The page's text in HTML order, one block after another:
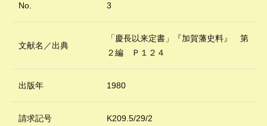
No. 3
文献名／出典
「慶長以来定書」『加賀藩史料』 第
２編 Ｐ１２４
出版年 1980
請求記号 K209.5/29/2